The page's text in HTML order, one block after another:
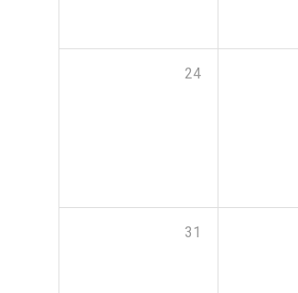
24
31